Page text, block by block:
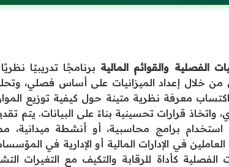
الفصلية والقوائم المالية برنامجًا تدريبيًا
من خلال إعداد الميزانيات على أساس فصلي،
معرفة نظرية متينة حول كيفية توزيع
واتخاذ قرارات تحسينية بناءً على البيانات. يتم
استخدام برامج محاسبية، أو أنشطة ميدانية،
العاملين في الإدارات المالية أو الإدارية في
الفصلية كأداة للرقابة والتكيف مع